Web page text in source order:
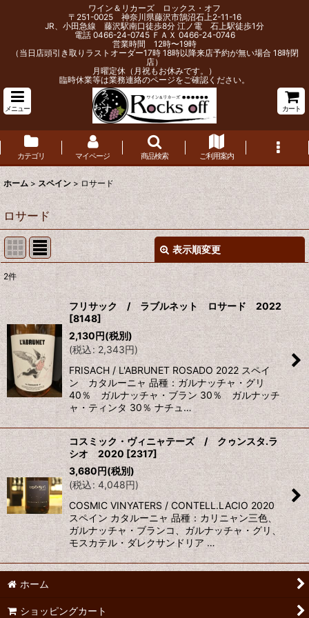
ワイン＆リカーズ ロックス・オフ
〒251-0025 神奈川県藤沢市鵠沼石上2-11-16
JR、小田急線 藤沢駅南口徒歩8分 江ノ電 石上駅徒歩1分
電話 0466-24-0745 ＦＡＸ 0466-24-0746
営業時間 12時〜19時
（当日店頭引き取りラストオーダー17時 18時以降来店予約が無い場合 18時閉
店）
月曜定休（月祝もお休みです。）
臨時休業等は業務連絡のページをご確認ください。
メニュー カート
カテゴリ マイページ 商品検索 ご利用案内
ホーム > スペイン > ロサード
ロサード
表示順変更
表示数 :
並び順:
絞り込む
2件
フリサック / ラブルネット ロサード 2022
[8148]
2,130円(税別)
(税込: 2,343円)
FRISACH / L'ABRUNET ROSADO 2022 スペイ
ン カタルーニャ 品種：ガルナッチャ・グリ
40％ ガルナッチャ・ブラン 30％ ガルナッチ
ャ・ティンタ 30％ ナチュ…
コスミック・ヴィニャテーズ / クゥンスタ.ラ
シオ 2020 [2317]
3,680円(税別)
(税込: 4,048円)
COSMIC VINYATERS / CONTELL.LACIO 2020
スペイン カタルーニャ 品種：カリニャン三色、
ガルナッチャ・ブランコ、ガルナッチャ・グリ、
モスカテル・ダレクサンドリア …
ホーム
ショッピングカート